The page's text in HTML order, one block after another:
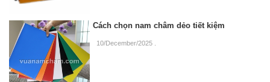
Cách chọn nam châm dẻo tiết kiệm
10/December/2025